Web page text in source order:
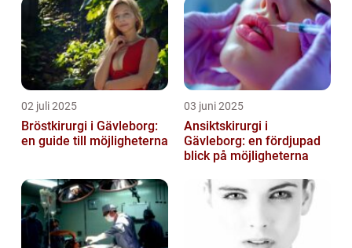
02 juli 2025
Bröstkirurgi i Gävleborg:
en guide till möjligheterna
03 juni 2025
Ansiktskirurgi i
Gävleborg: en fördjupad
blick på möjligheterna